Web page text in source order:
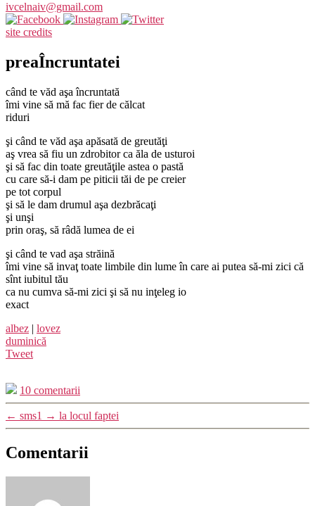
ivcelnaiv@gmail.com
site credits
preaÎncruntatei
când te văd aşa încruntată
îmi vine să mă fac fier de călcat
riduri
şi când te văd aşa apăsată de greutăţi
aş vrea să fiu un zdrobitor ca ăla de usturoi
şi să fac din toate greutăţile astea o pastă
cu care să-i dam pe piticii tăi de pe creier
pe tot corpul
şi să le dam drumul aşa dezbrăcaţi
şi unşi
prin oraş, să râdă lumea de ei
şi când te vad aşa străină
îmi vine să invaţ toate limbile din lume în care ai putea să-mi zici că
sînt iubitul tău
ca nu cumva să-mi zici şi să nu inţeleg io
exact
albez | lovez
duminică
Tweet
10 comentarii
← sms1 → la locul faptei
Comentarii